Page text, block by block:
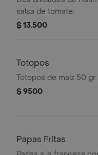
salsa de tomate.
$ 13.500
Totopos
Totopos de maíz 50 gr.
$ 9500
Papas Fritas